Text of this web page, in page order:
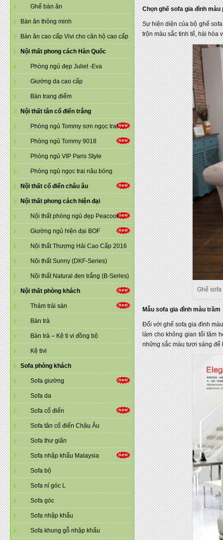
Ghế bàn ăn
Bàn ăn thông minh
Bàn ăn cao cấp Vivi cho căn hộ cao cấp
Nội thất phong cách Hàn Quốc
Phòng ngủ đẹp Juliet -Eva
Giường da cao cấp
Bàn trang điểm
Nội thất tân cổ điển trắng
Phòng ngủ Tommy sơn ngọc trai
Phòng ngủ Tommy 9018
Phòng ngủ VIP Paris Style
Phòng ngủ ngọc trai nâu bóng
Nội thất cổ điển châu âu
Nội thất phong cách hiện đại
Nội thất phòng ngủ đẹp Peacook
Giường ngủ hiện đại BOF
Nội thất Thượng Hải Cao Cấp 2016
Nội thất Sunny (DKF-Series)
Nội thất Natural đen trắng (B-Series)
Nội thất phòng khách
Thảm trải sàn
Bàn trà
Bàn trà – Kệ ti vi đồng bộ
Kệ tivi
Sofa phòng khách
Sofa giường
Sofa da
Sofa cổ điển
Sofa tân cổ điển Châu Âu
Sofa thư giãn
Sofa nhập khẩu Malaysia
Sofa bộ
Sofa nỉ góc L
Sofa góc
Sofa nhập khẩu
Sofa khung gỗ nhập khẩu
Chọn ghế sofa gia đình màu
Sự hiện diện của bộ ghế
trộn màu sắc tinh tế, hài hòa
Ghế sofa
Mẫu sofa gia đình màu trầm
Đối với ghế sofa gia đình
làm cho không gian tối tăm
những sắc màu tươi sáng để